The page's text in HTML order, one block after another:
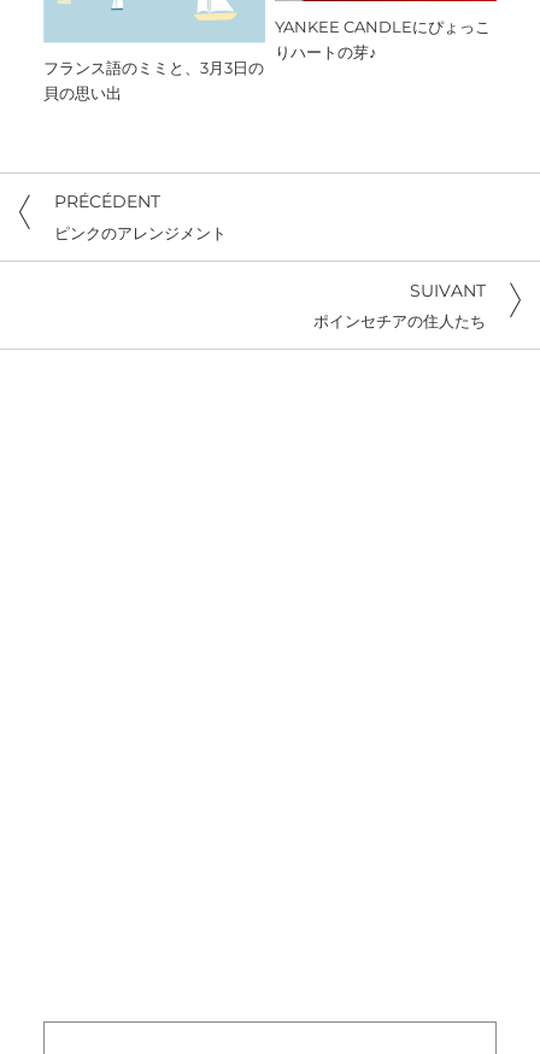
フランス語のミミと、3月3日の
貝の思い出
YANKEE CANDLEにぴょっこ
りハートの芽♪
PRÉCÉDENT
ピンクのアレンジメント
SUIVANT
ポインセチアの住人たち